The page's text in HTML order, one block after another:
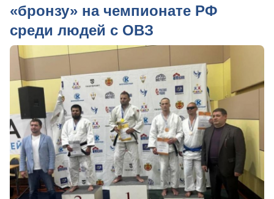
«бронзу» на чемпионате РФ
среди людей с ОВЗ